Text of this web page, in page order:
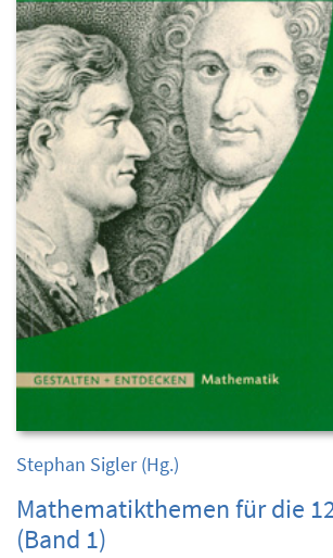
Stephan Sigler(Hg.)
Mathematikthemen für die
(Band 1)